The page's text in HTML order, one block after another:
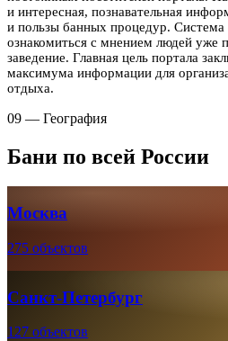
и интересная, познавательная
и пользы банных процедур. Система
ознакомиться с мнением людей уже
заведение. Главная цель портала
максимума информации для
отдыха.
09 — География
Бани по всей России
Москва
275 объектов
Санкт-Петербург
127 объектов